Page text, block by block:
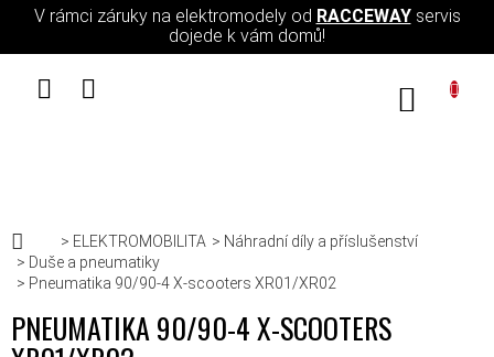
Přejít na obsah
V rámci záruky na elektromodely od RACCEWAYservis
dojede k vám domů!
Domů
ELEKTROMOBILITA
Náhradní díly a příslušenství
Duše a pneumatiky
Pneumatika 90/90-4 X-scooters XR01/XR02
PNEUMATIKA 90/90-4 X-SCOOTERS